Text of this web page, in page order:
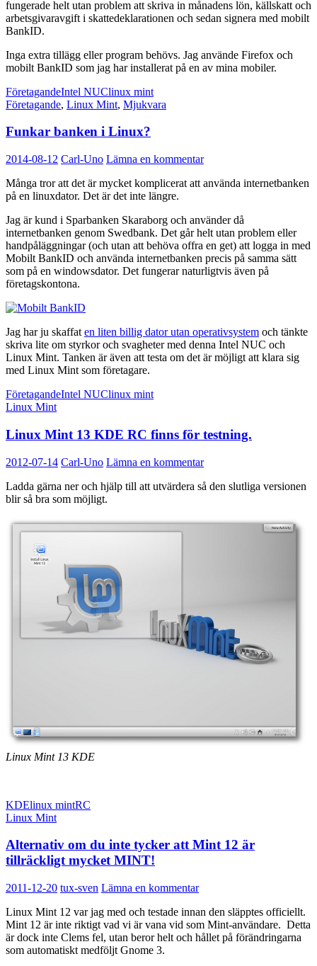
fungerade helt utan problem att skriva in månadens lön, källskatt och
arbetsgivaravgift i skattedeklarationen och sedan signera med mobilt
BankID.
Inga extra tillägg eller program behövs. Jag använde Firefox och
mobilt BankID som jag har installerat på en av mina mobiler.
FöretagandeIntel NUClinux mint
Företagande, Linux Mint, Mjukvara
Funkar banken i Linux?
2014-08-12 Carl-Uno Lämna en kommentar
Många tror att det är mycket komplicerat att använda internetbanken
på en linuxdator. Det är det inte längre.
Jag är kund i Sparbanken Skaraborg och använder då
internetbanken genom Swedbank. Det går helt utan problem eller
handpåläggningar (och utan att behöva offra en get) att logga in med
Mobilt BankID och använda internetbanken precis på samma sätt
som på en windowsdator. Det fungerar naturligtvis även på
företagskontona.
Jag har ju skaffat en liten billig dator utan operativsystem och tänkte
skriva lite om styrkor och svagheter med denna Intel NUC och
Linux Mint. Tanken är även att testa om det är möjligt att klara sig
med Linux Mint som företagare.
FöretagandeIntel NUClinux mint
Linux Mint
Linux Mint 13 KDE RC finns för testning.
2012-07-14 Carl-Uno Lämna en kommentar
Ladda gärna ner och hjälp till att utvärdera så den slutliga versionen
blir så bra som möjligt.
Linux Mint 13 KDE
KDElinux mintRC
Linux Mint
Alternativ om du inte tycker att Mint 12 är
tillräckligt mycket MINT!
2011-12-20 tux-sven Lämna en kommentar
Linux Mint 12 var jag med och testade innan den släpptes officiellt.
Mint 12 är inte riktigt vad vi är vana vid som Mint-användare. Detta
är dock inte Clems fel, utan beror helt och hållet på förändringarna
som automatiskt medföljt Gnome 3.